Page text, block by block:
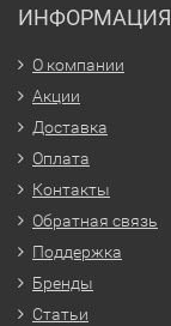
ИНФОРМАЦИЯ
О компании
Акции
Доставка
Оплата
Контакты
Обратная связь
Поддержка
Бренды
Статьи